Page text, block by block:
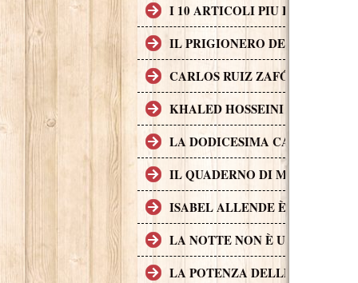
I 10 ARTICOLI PIU LETTI SUL
IL PRIGIONERO DEL CIELO,
CARLOS RUIZ ZAFÓN
KHALED HOSSEINI L'AUTORE
LA DODICESIMA CARTA È IL
IL QUADERNO DI MAYA È UN
ISABEL ALLENDE È UNA
LA NOTTE NON È UN POSTO
LA POTENZA DELLE STORIE